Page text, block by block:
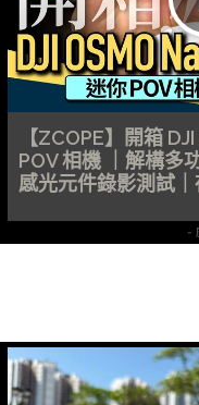
【ZCOPE】開箱
POV 相機 ｜解構多
感光元件錄影測試
-